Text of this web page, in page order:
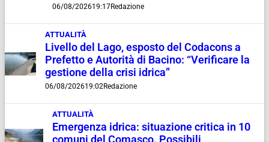
06/08/202619:17Redazione
ATTUALITÀ
Livello del Lago, esposto del Codacons a
Prefetto e Autorità di Bacino: “Verificare la
gestione della crisi idrica”
06/08/202619:02Redazione
ATTUALITÀ
Emergenza idrica: situazione critica in 10